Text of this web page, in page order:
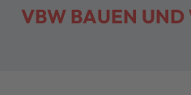
VBW BAUEN